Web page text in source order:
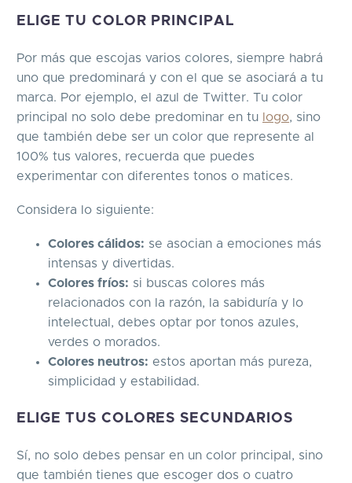
ELIGE TU COLOR PRINCIPAL
Por más que escojas varios colores, siempre habrá
uno que predominará y con el que se asociará a tu
marca. Por ejemplo, el azul de Twitter. Tu color
principal no solo debe predominar en tu logo, sino
que también debe ser un color que represente al
100% tus valores, recuerda que puedes
experimentar con diferentes tonos o matices.
Considera lo siguiente:
Colores cálidos: se asocian a emociones más
intensas y divertidas.
Colores fríos: si buscas colores más
relacionados con la razón, la sabiduría y lo
intelectual, debes optar por tonos azules,
verdes o morados.
Colores neutros: estos aportan más pureza,
simplicidad y estabilidad.
ELIGE TUS COLORES SECUNDARIOS
Sí, no solo debes pensar en un color principal, sino
que también tienes que escoger dos o cuatro